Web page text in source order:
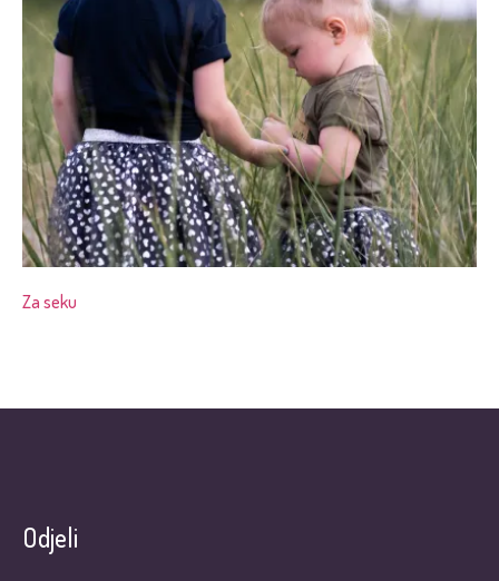
Za seku
Odjeli